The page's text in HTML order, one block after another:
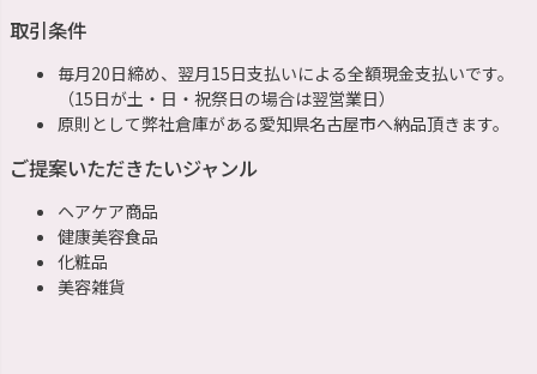
取引条件
毎月20日締め、翌月15日支払いによる全額現金支払いです。
（15日が土・日・祝祭日の場合は翌営業日）
原則として弊社倉庫がある愛知県名古屋市へ納品頂きます。
ご提案いただきたいジャンル
ヘアケア商品
健康美容食品
化粧品
美容雑貨